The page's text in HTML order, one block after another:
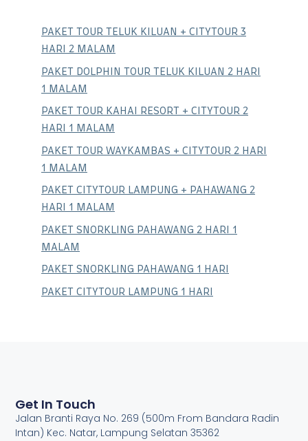
PAKET TOUR TELUK KILUAN + CITYTOUR 3
HARI 2 MALAM
PAKET DOLPHIN TOUR TELUK KILUAN 2 HARI
1 MALAM
PAKET TOUR KAHAI RESORT + CITYTOUR 2
HARI 1 MALAM
PAKET TOUR WAYKAMBAS + CITYTOUR 2 HARI
1 MALAM
PAKET CITYTOUR LAMPUNG + PAHAWANG 2
HARI 1 MALAM
PAKET SNORKLING PAHAWANG 2 HARI 1
MALAM
PAKET SNORKLING PAHAWANG 1 HARI
PAKET CITYTOUR LAMPUNG 1 HARI
Get In Touch
Jalan Branti Raya No. 269 (500m From Bandara Radin
Intan) Kec. Natar, Lampung Selatan 35362